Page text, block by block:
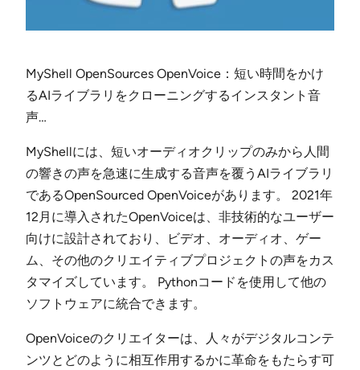
MyShell OpenSources OpenVoice：短い時間をかけ
るAIライブラリをクローニングするインスタント音
声…
MyShellには、短いオーディオクリップのみから人間
の響きの声を急速に生成する音声を覆うAIライブラリ
であるOpenSourced OpenVoiceがあります。 2021年
12月に導入されたOpenVoiceは、非技術的なユーザー
向けに設計されており、ビデオ、オーディオ、ゲー
ム、その他のクリエイティブプロジェクトの声をカス
タマイズしています。 Pythonコードを使用して他の
ソフトウェアに統合できます。
OpenVoiceのクリエイターは、人々がデジタルコンテ
ンツとどのように相互作用するかに革命をもたらす可